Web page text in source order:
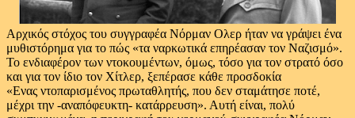
Αρχικός στόχος του συγγραφέα Νόρμαν Ολερ ήταν να γράψει ένα
μυθιστόρημα για το πώς «τα ναρκωτικά επηρέασαν τον Ναζισμό».
Το ενδιαφέρον των ντοκουμέντων, όμως, τόσο για τον στρατό όσο
και για τον ίδιο τον Χίτλερ, ξεπέρασε κάθε προσδοκία
«Ενας ντοπαρισμένος πρωταθλητής, που δεν σταμάτησε ποτέ,
μέχρι την -αναπόφευκτη- κατάρρευση». Αυτή είναι, πολύ